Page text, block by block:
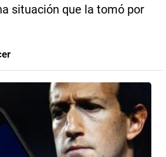
situación que la tomó por